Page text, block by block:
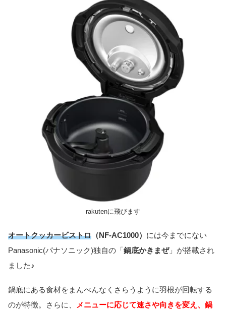
rakutenに飛びます
オートクッカービストロ （NF-AC1000） には今までにない
Panasonic(パナソニック)独自の「鍋底かきまぜ」が搭載され
ました♪
鍋底にある食材をまんべんなくさらうように羽根が回転する
のが特徴。さらに、
メニューに応じて速さや向きを変え、鍋